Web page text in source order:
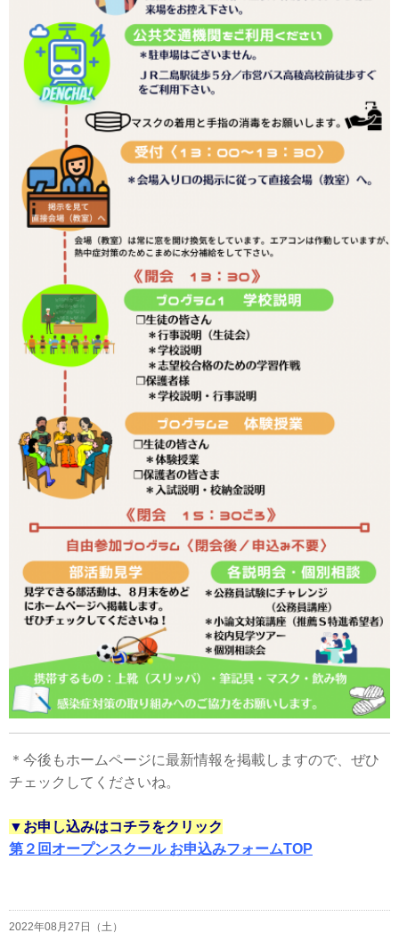
＊今後もホームページに最新情報を掲載しますので、ぜひ
チェックしてくださいね。
▼お申し込みはコチラをクリック
第２回オープンスクール お申込みフォームTOP
2022年08月27日（土）